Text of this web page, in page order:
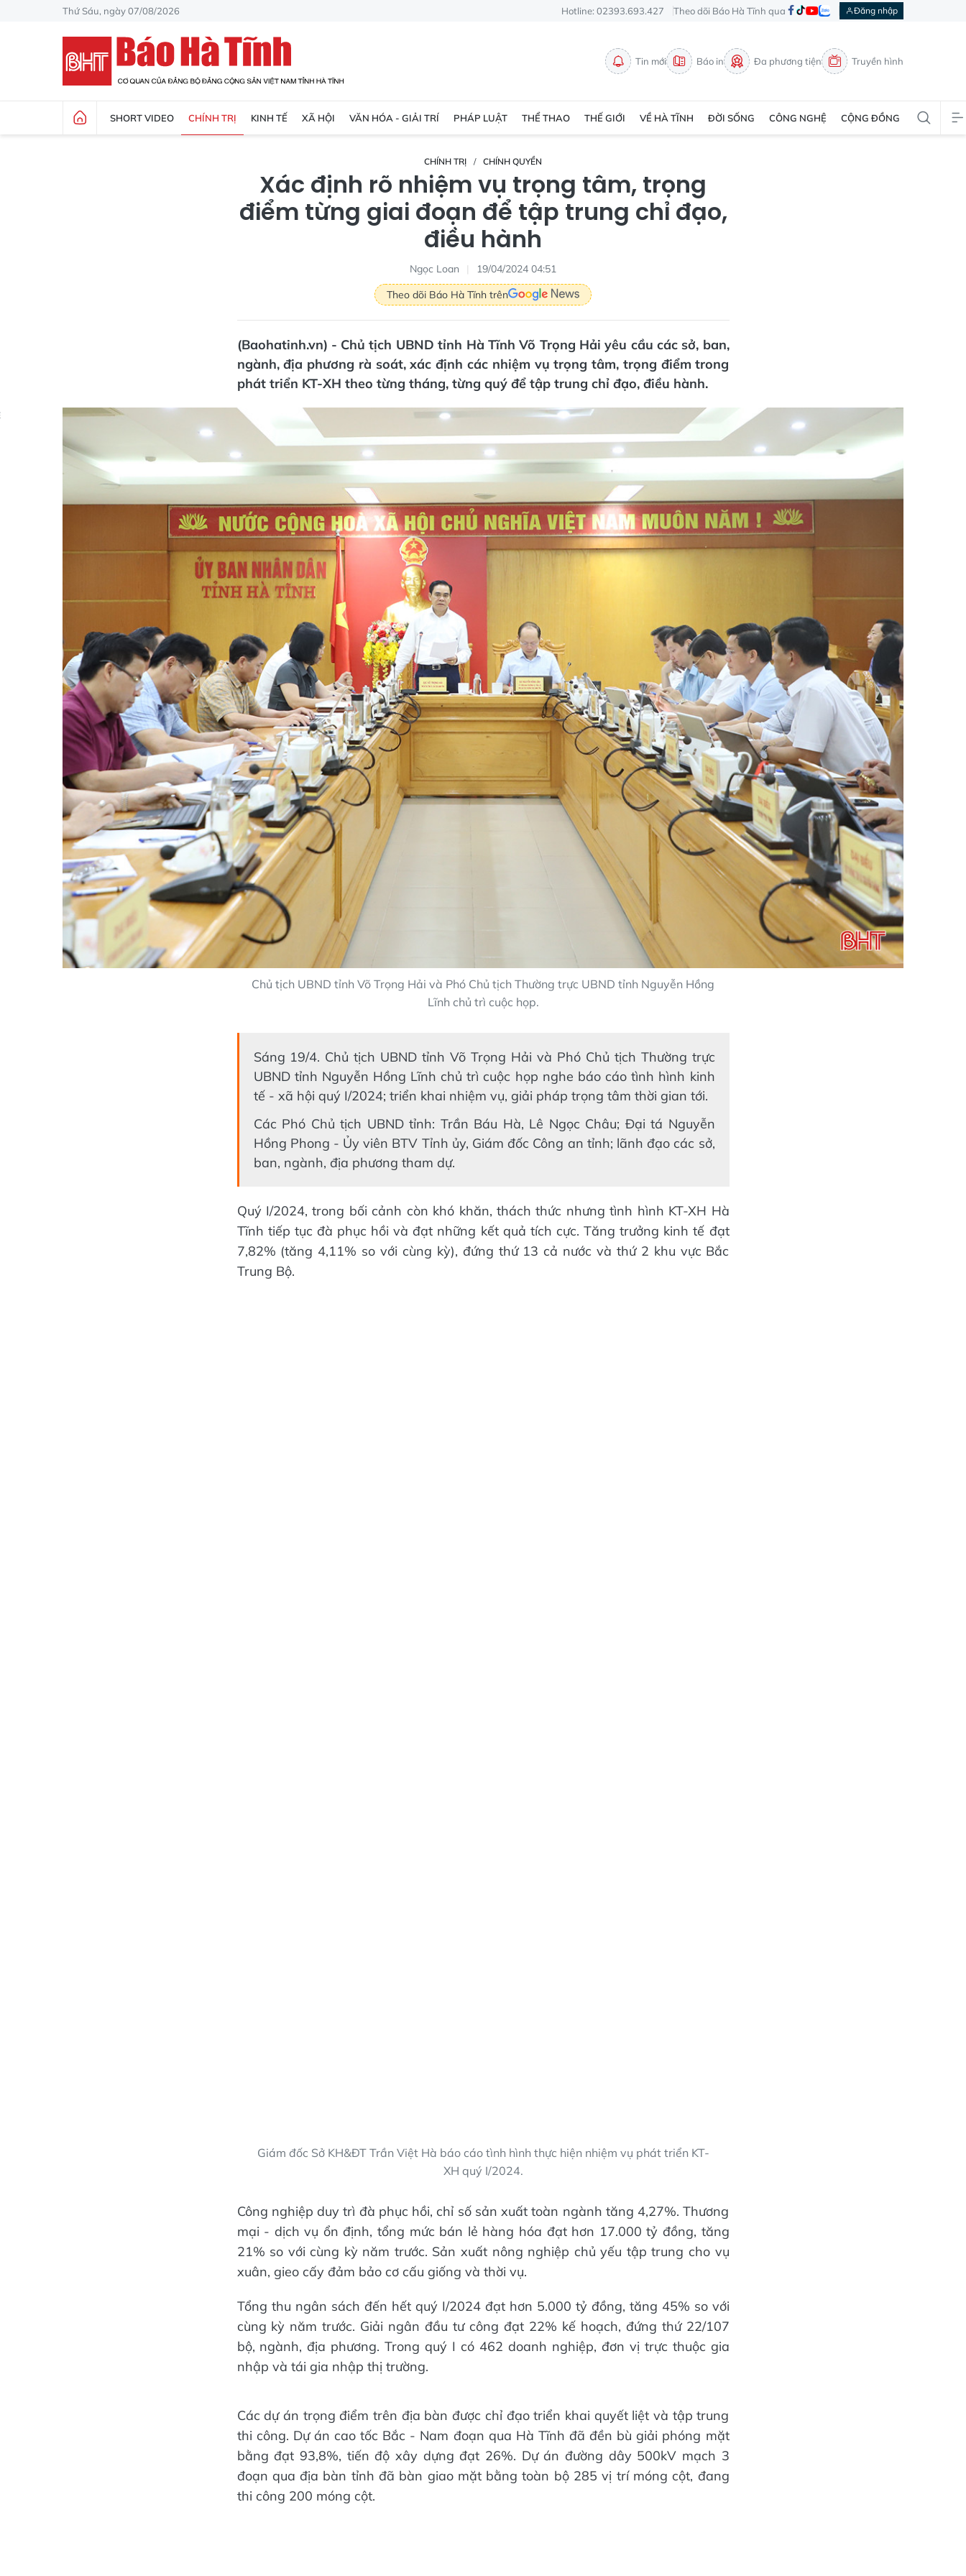
Thứ Sáu, ngày 07/08/2026 Hotline: 02393.693.427 Theo dõi Báo Hà Tĩnh qua Đăng nhập
Tin mới Báo in Đa phương tiện Truyền hình
SHORT VIDEO CHÍNH TRỊ KINH TẾ XÃ HỘI VĂN HÓA - GIẢI TRÍ PHÁP LUẬT THỂ THAO THẾ GIỚI VỀ HÀ TĨNH ĐỜI SỐNG CÔNG NGHỆ CỘNG ĐỒNG
CHÍNH TRỊ CHÍNH QUYỀN
Xác định rõ nhiệm vụ trọng tâm, trọng
điểm từng giai đoạn để tập trung chỉ đạo,
điều hành
Ngọc Loan
19/04/2024 04:51
Theo dõi Báo Hà Tĩnh trên
(Baohatinh.vn) - Chủ tịch UBND tỉnh Hà Tĩnh Võ Trọng Hải yêu cầu các sở, ban,
ngành, địa phương rà soát, xác định các nhiệm vụ trọng tâm, trọng điểm trong
phát triển KT-XH theo từng tháng, từng quý để tập trung chỉ đạo, điều hành.
Chủ tịch UBND tỉnh Võ Trọng Hải và Phó Chủ tịch Thường trực UBND tỉnh Nguyễn Hồng
Lĩnh chủ trì cuộc họp.
Sáng 19/4. Chủ tịch UBND tỉnh Võ Trọng Hải và Phó Chủ tịch Thường trực
UBND tỉnh Nguyễn Hồng Lĩnh chủ trì cuộc họp nghe báo cáo tình hình kinh
tế - xã hội quý I/2024; triển khai nhiệm vụ, giải pháp trọng tâm thời gian tới.
Các Phó Chủ tịch UBND tỉnh: Trần Báu Hà, Lê Ngọc Châu; Đại tá Nguyễn
Hồng Phong - Ủy viên BTV Tỉnh ủy, Giám đốc Công an tỉnh; lãnh đạo các sở,
ban, ngành, địa phương tham dự.
Quý I/2024, trong bối cảnh còn khó khăn, thách thức nhưng tình hình KT-XH Hà
Tĩnh tiếp tục đà phục hồi và đạt những kết quả tích cực. Tăng trưởng kinh tế đạt
7,82% (tăng 4,11% so với cùng kỳ), đứng thứ 13 cả nước và thứ 2 khu vực Bắc
Trung Bộ.
Giám đốc Sở KH&ĐT Trần Việt Hà báo cáo tình hình thực hiện nhiệm vụ phát triển KT-
XH quý I/2024.
Công nghiệp duy trì đà phục hồi, chỉ số sản xuất toàn ngành tăng 4,27%. Thương
mại - dịch vụ ổn định, tổng mức bán lẻ hàng hóa đạt hơn 17.000 tỷ đồng, tăng
21% so với cùng kỳ năm trước. Sản xuất nông nghiệp chủ yếu tập trung cho vụ
xuân, gieo cấy đảm bảo cơ cấu giống và thời vụ.
Tổng thu ngân sách đến hết quý I/2024 đạt hơn 5.000 tỷ đồng, tăng 45% so với
cùng kỳ năm trước. Giải ngân đầu tư công đạt 22% kế hoạch, đứng thứ 22/107
bộ, ngành, địa phương. Trong quý I có 462 doanh nghiệp, đơn vị trực thuộc gia
nhập và tái gia nhập thị trường.
Các dự án trọng điểm trên địa bàn được chỉ đạo triển khai quyết liệt và tập trung
thi công. Dự án cao tốc Bắc - Nam đoạn qua Hà Tĩnh đã đền bù giải phóng mặt
bằng đạt 93,8%, tiến độ xây dựng đạt 26%. Dự án đường dây 500kV mạch 3
đoạn qua địa bàn tỉnh đã bàn giao mặt bằng toàn bộ 285 vị trí móng cột, đang
thi công 200 móng cột.